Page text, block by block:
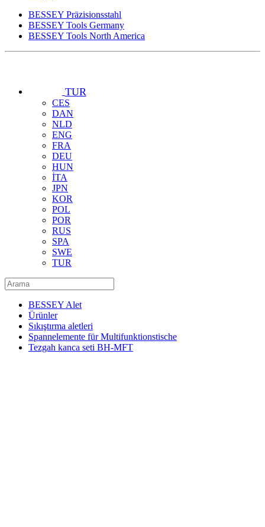
BESSEY Präzisionsstahl
BESSEY Tools Germany
BESSEY Tools North America
TUR
CES
DAN
NLD
ENG
FRA
DEU
HUN
İTA
JPN
KOR
POL
POR
RUS
SPA
SWE
TUR
BESSEY Alet
Ürünler
Sıkıştırma aletleri
Spannelemente für Multifunktionstische
Tezgah kanca seti BH-MFT